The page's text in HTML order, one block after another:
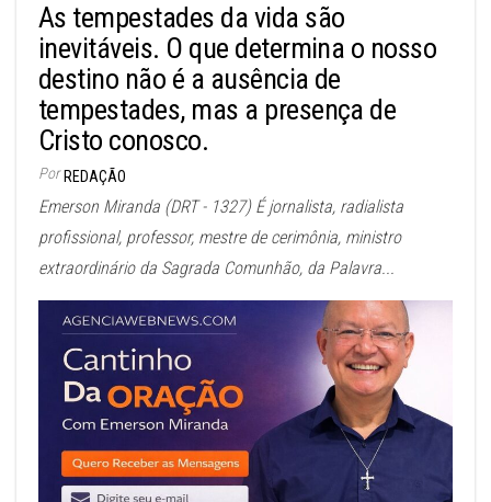
As tempestades da vida são
inevitáveis. O que determina o nosso
destino não é a ausência de
tempestades, mas a presença de
Cristo conosco.
Por REDAÇÃO
Emerson Miranda (DRT - 1327) É jornalista, radialista
profissional, professor, mestre de cerimônia, ministro
extraordinário da Sagrada Comunhão, da Palavra...